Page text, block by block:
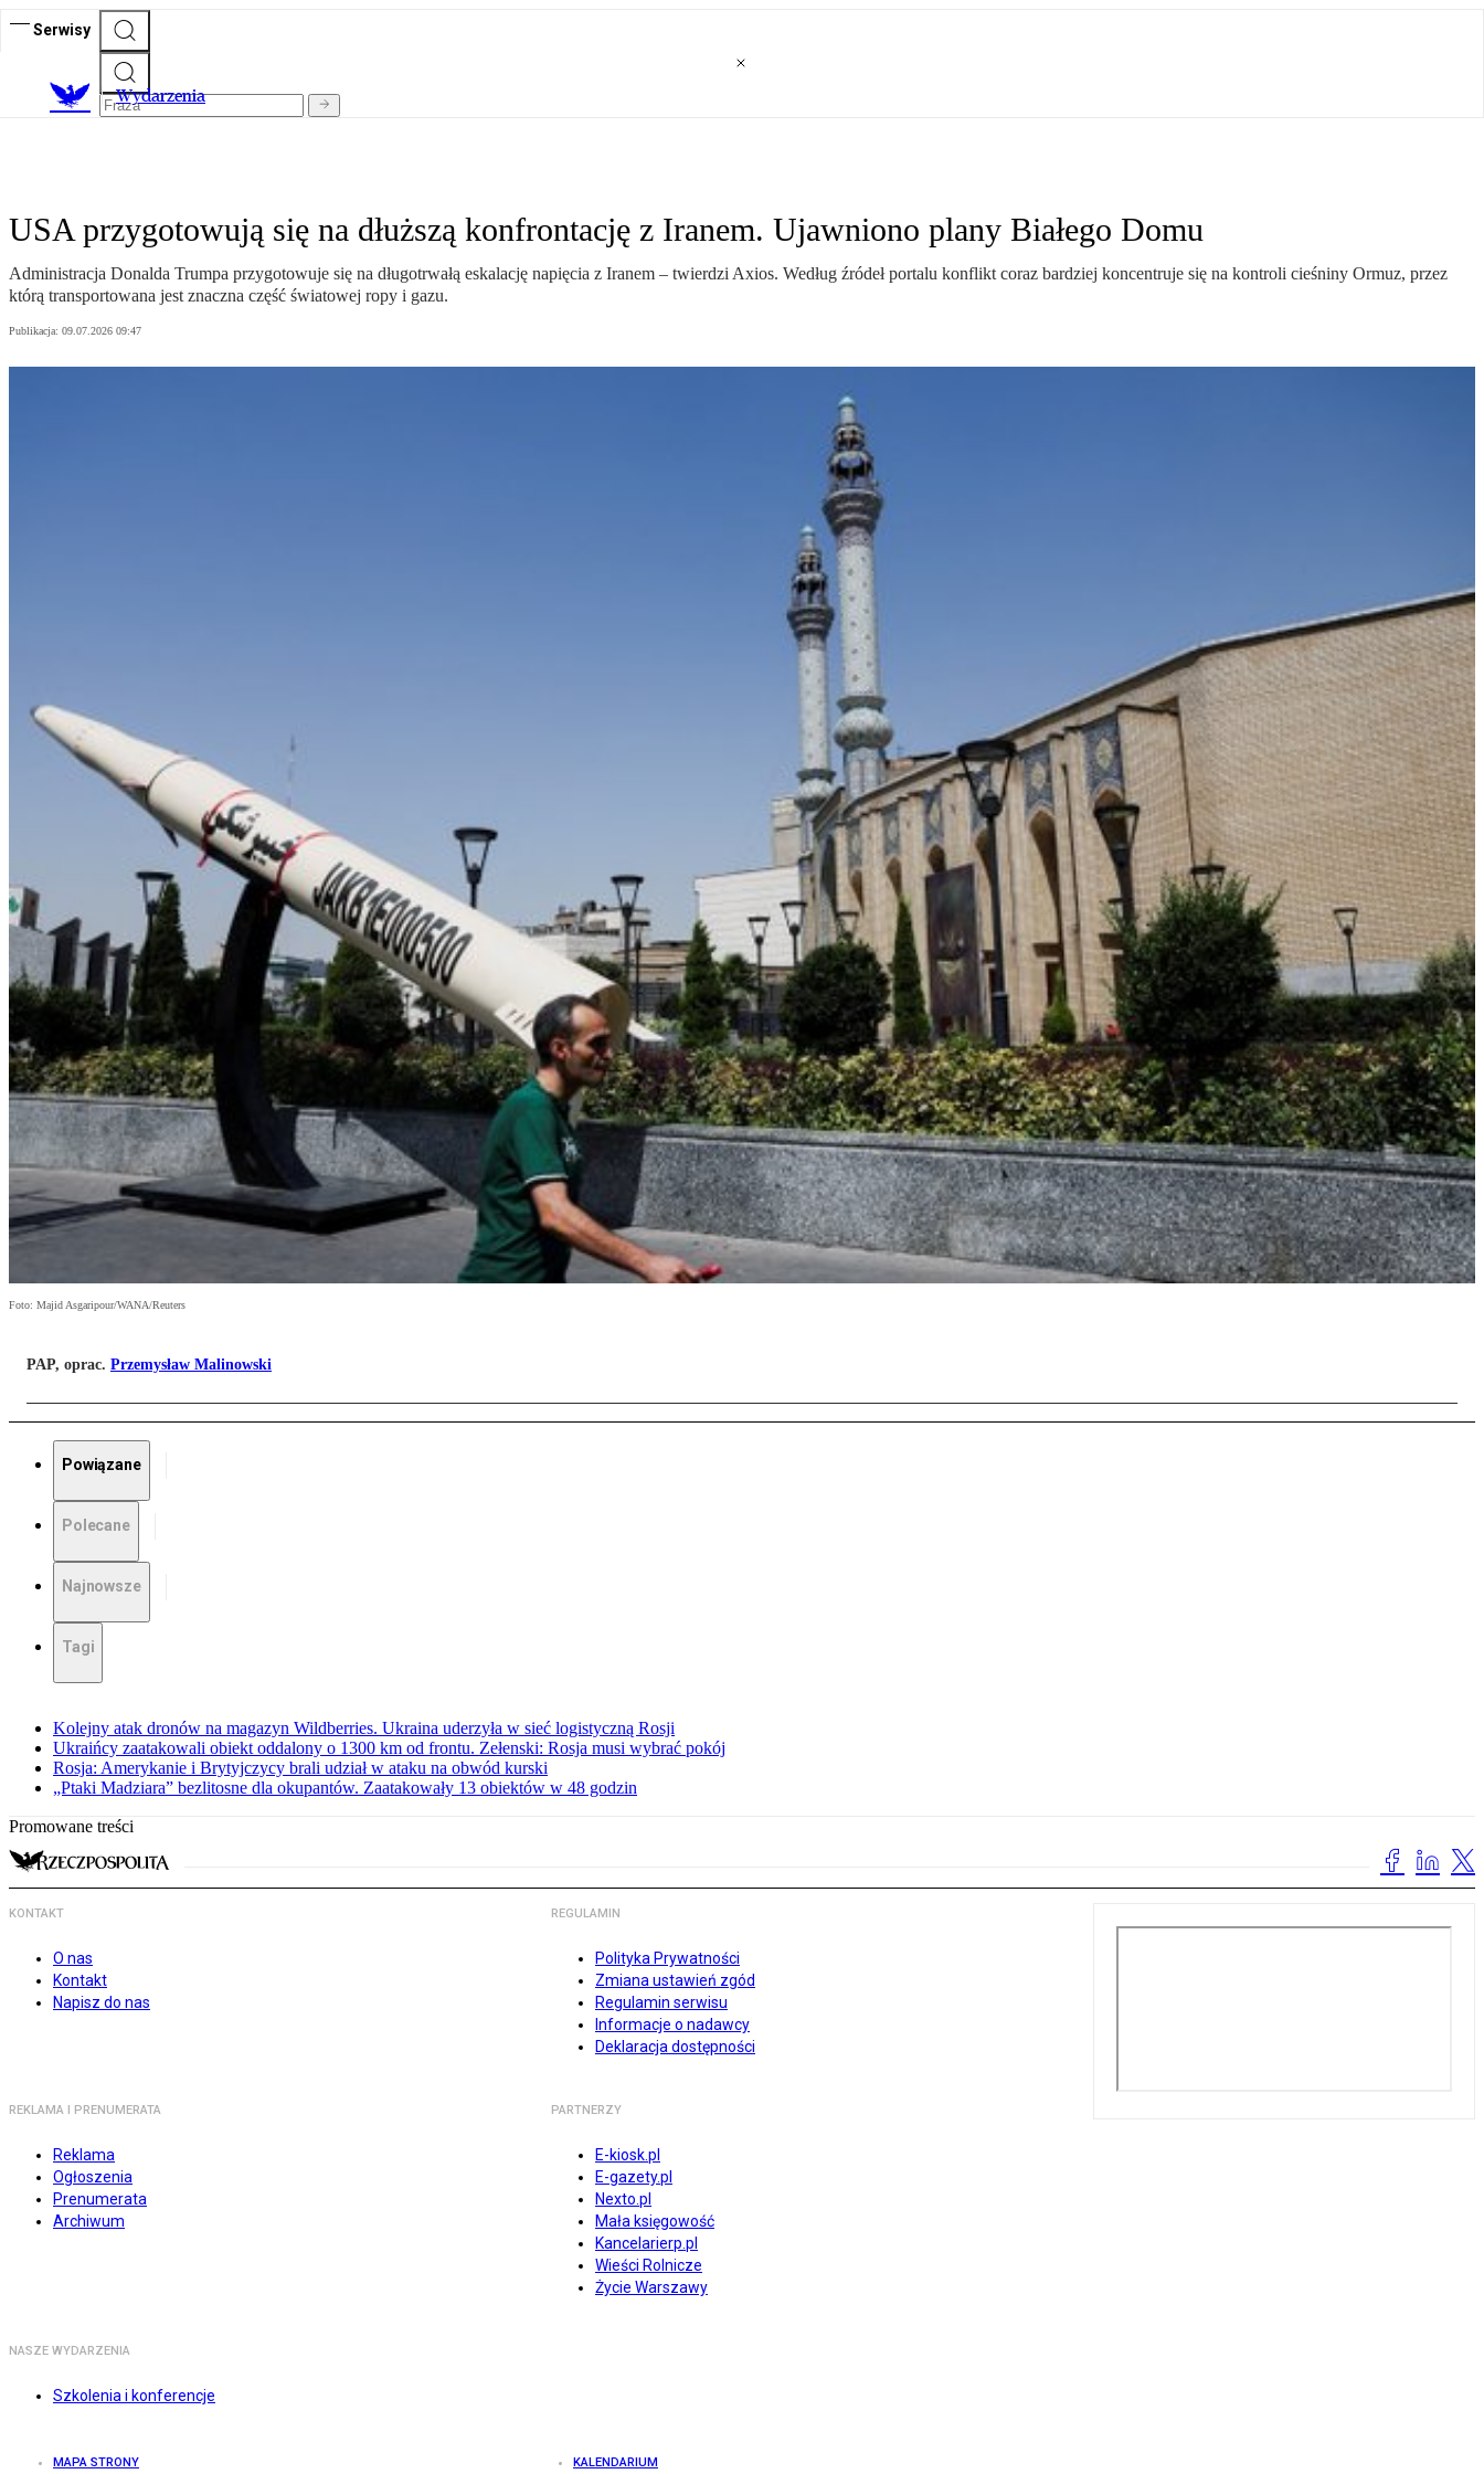
Serwisy
Wydarzenia
USA przygotowują się na dłuższą konfrontację z Iranem. Ujawniono plany Białego Domu
Administracja Donalda Trumpa przygotowuje się na długotrwałą eskalację napięcia z Iranem – twierdzi Axios. Według źródeł portalu konflikt coraz bardziej koncentruje się na kontroli cieśniny Ormuz, przez
którą transportowana jest znaczna część światowej ropy i gazu.
Publikacja: 09.07.2026 09:47
Foto: Majid Asgaripour/WANA/Reuters
PAP, oprac. Przemysław Malinowski
Powiązane
Polecane
Najnowsze
Tagi
Kolejny atak dronów na magazyn Wildberries. Ukraina uderzyła w sieć logistyczną Rosji
Ukraińcy zaatakowali obiekt oddalony o 1300 km od frontu. Zełenski: Rosja musi wybrać pokój
Rosja: Amerykanie i Brytyjczycy brali udział w ataku na obwód kurski
„Ptaki Madziara” bezlitosne dla okupantów. Zaatakowały 13 obiektów w 48 godzin
Promowane treści
KONTAKT
O nas
Kontakt
Napisz do nas
REGULAMIN
Polityka Prywatności
Zmiana ustawień zgód
Regulamin serwisu
Informacje o nadawcy
Deklaracja dostępności
REKLAMA I PRENUMERATA
Reklama
Ogłoszenia
Prenumerata
Archiwum
PARTNERZY
E-kiosk.pl
E-gazety.pl
Nexto.pl
Mała księgowość
Kancelarierp.pl
Wieści Rolnicze
Życie Warszawy
NASZE WYDARZENIA
Szkolenia i konferencje
MAPA STRONY KALENDARIUM